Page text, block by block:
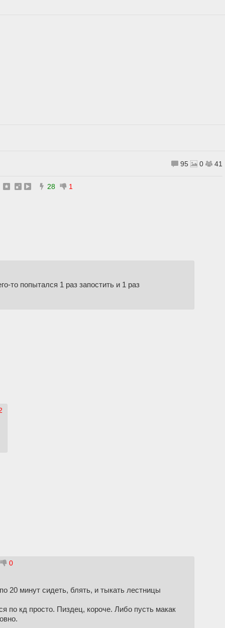
95 0 41
28 1
то попытался 1 раз запостить и 1 раз
0
20 минут сидеть, блять, и тыкать лестницы
по кд просто. Пиздец, короче. Либо пусть макак